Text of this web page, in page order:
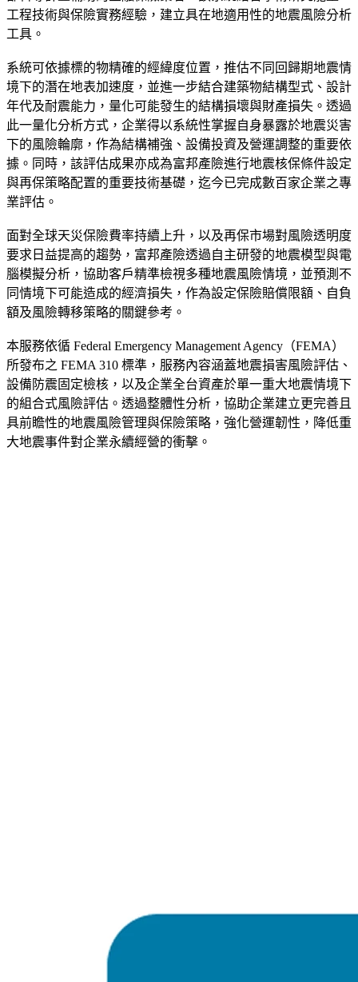
工程技術與保險實務經驗，建立具在地適用性的地震風險分析
工具。
系統可依據標的物精確的經緯度位置，推估不同回歸期地震情
境下的潛在地表加速度，並進一步結合建築物結構型式、設計
年代及耐震能力，量化可能發生的結構損壞與財產損失。透過
此一量化分析方式，企業得以系統性掌握自身暴露於地震災害
下的風險輪廓，作為結構補強、設備投資及營運調整的重要依
據。同時，該評估成果亦成為富邦產險進行地震核保條件設定
與再保策略配置的重要技術基礎，迄今已完成數百家企業之專
業評估。
面對全球天災保險費率持續上升，以及再保市場對風險透明度
要求日益提高的趨勢，富邦產險透過自主研發的地震模型與電
腦模擬分析，協助客戶精準檢視多種地震風險情境，並預測不
同情境下可能造成的經濟損失，作為設定保險賠償限額、自負
額及風險轉移策略的關鍵參考。
本服務依循 Federal Emergency Management Agency（FEMA）
所發布之 FEMA 310 標準，服務內容涵蓋地震損害風險評估、
設備防震固定檢核，以及企業全台資產於單一重大地震情境下
的組合式風險評估。透過整體性分析，協助企業建立更完善且
具前瞻性的地震風險管理與保險策略，強化營運韌性，降低重
大地震事件對企業永續經營的衝擊。